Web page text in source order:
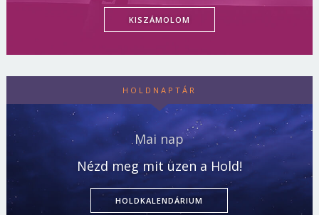
KISZÁMOLOM
HOLDNAPTÁR
Mai nap
Nézd meg mit üzen a Hold!
HOLDKALENDÁRIUM